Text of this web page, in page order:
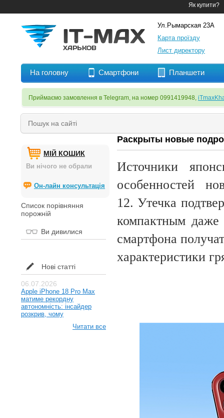
Як купити?
Ул.Рымарская 23А
Карта проїзду
Лист директору
На головну Смартфони Планшети
Приймаємо замовлення в Telegram, на номер 0991419948,
МІЙ КОШИК
Ви нічого не обрали
Он-лайн консультація
Список порівняння
порожній
Ви дивилися
Нові статті
06.07.2026
Apple iPhone 18 Pro Max
матиме рекордну
автономність: інсайдер
розкрив, чому
Читати все
Раскрыты новые
Источники
особенностей
12. Утечка
компактным
смартфона
характеристики